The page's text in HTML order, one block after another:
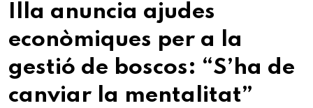
Illa anuncia ajudes
econòmiques per a la
gestió de boscos: “S’ha de
canviar la mentalitat”